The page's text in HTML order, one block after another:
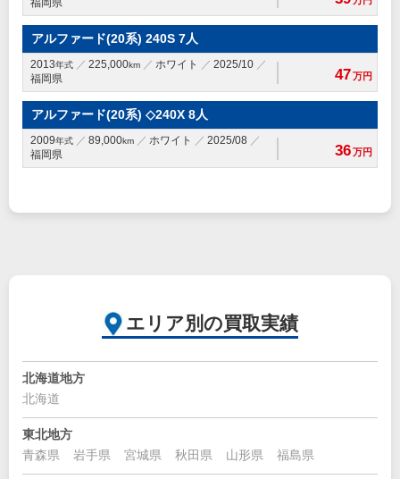
福岡県
アルファード(20系) 240S 7人
2013年式 225,000km ホワイト
2025/10
福岡県
47万円
アルファード(20系) ◇240X 8人
2009年式 89,000km ホワイト
2025/08
福岡県
36万円
エリア別の買取実績
北海道地方
北海道
東北地方
青森県
岩手県 宮城県 秋田県 山形県 福島県